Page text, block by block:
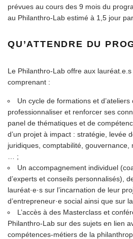
prévues au cours des 9 mois du
au Philanthro-Lab estimé à 1,5 jour
QU’ATTENDRE DU
Le Philanthro-Lab offre aux
comprenant :
Un cycle de formations et
professionnaliser et renforcer ses
panel de thématiques et de
d’un projet à impact : stratégie, levée
juridiques, comptabilité, gouvernance,
… ;
Un accompagnement individuel
d’experts et conseils personnalisés),
lauréat·e·s sur l’incarnation de leur
d’entrepreneur·e social ainsi que sur
L’accès à des Masterclass et
Philanthro-Lab sur des sujets en lien
compétences-métiers de la